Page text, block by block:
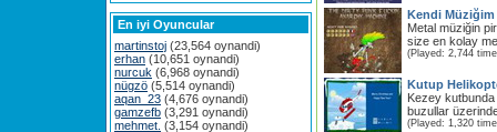
En iyi Oyuncular
martinstoj (23,564 oynandi)
erhan (10,651 oynandi)
nurcuk (6,968 oynandi)
nügzö (5,514 oynandi)
aqan_23 (4,676 oynandi)
gamzefb (3,291 oynandi)
mehmet. (3,154 oynandi)
Kendi Müziğim
Metal müziğin
size en kolay
(Played: 2,744
Kutup
Kezey
buzullar
(Played: 1,320